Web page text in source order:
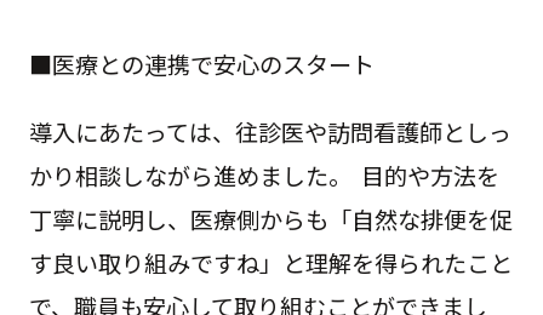
■医療との連携で安心のスタート
導入にあたっては、往診医や訪問看護師としっ
かり相談しながら進めました。 目的や方法を
丁寧に説明し、医療側からも「自然な排便を促
す良い取り組みですね」と理解を得られたこと
で、職員も安心して取り組むことができまし